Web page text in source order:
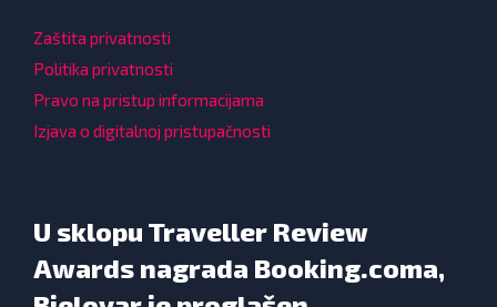
Zaštita privatnosti
Politika privatnosti
Pravo na pristup informacijama
Izjava o digitalnoj pristupačnosti
U sklopu Traveller Review
Awards nagrada Booking.coma,